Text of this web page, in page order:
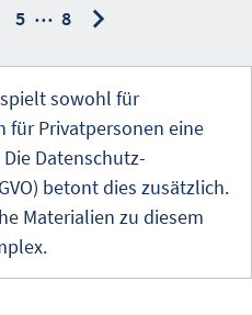
5 … 8nächste
sowohl für
für Privatpersonen eine
Datenschutz-
betont dies zusätzlich.
Materialien zu diesem